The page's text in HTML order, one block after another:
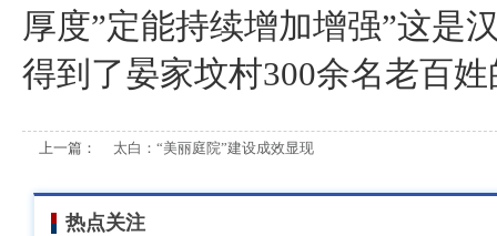
厚度”定能持续增加增强”这是
得到了晏家坟村300余名老百
上一篇： 太白：“美丽庭院”建设成效显现
热点关注